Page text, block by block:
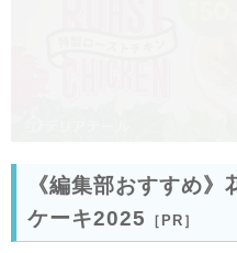
《編集部おすすめ
ケーキ2025
［PR］